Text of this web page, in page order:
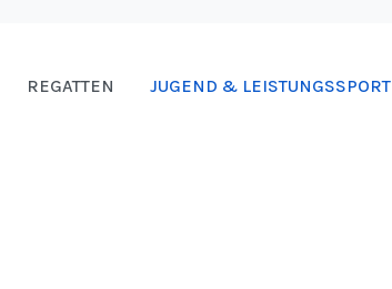
REGATTEN JUGEND & LEISTUNGSSPORT